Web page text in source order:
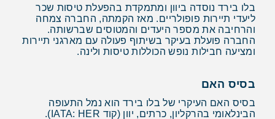
בלו בירד נוסדה ביוון ומתמקדת בהפעלת טיסות שכר
ליעדי תיירות פופולריים. מאז הקמתה, החברה צמחה
והרחיבה את מספר היעדים והמטוסים שברשותה.
החברה פועלת בעיקר בשיתוף פעולה עם מארגני תיירות
ומציעה חבילות נופש הכוללות טיסות ולינה.
בסיס האם
בסיס האם העיקרי של בלו בירד הוא נמל התעופה
הבינלאומי בהרקליון, כרתים, יוון (קוד IATA: HER).